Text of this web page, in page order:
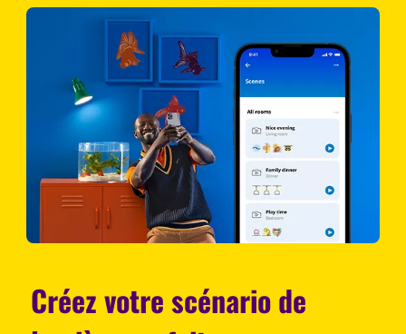
Créez votre scénario de